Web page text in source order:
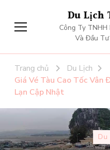
Du Lịch
Công Ty TNHH
Và Đầu
Trang chủ
Du Lịch
Giá Vé Tàu Cao Tốc Vân
Lạn Cập Nhật
Du